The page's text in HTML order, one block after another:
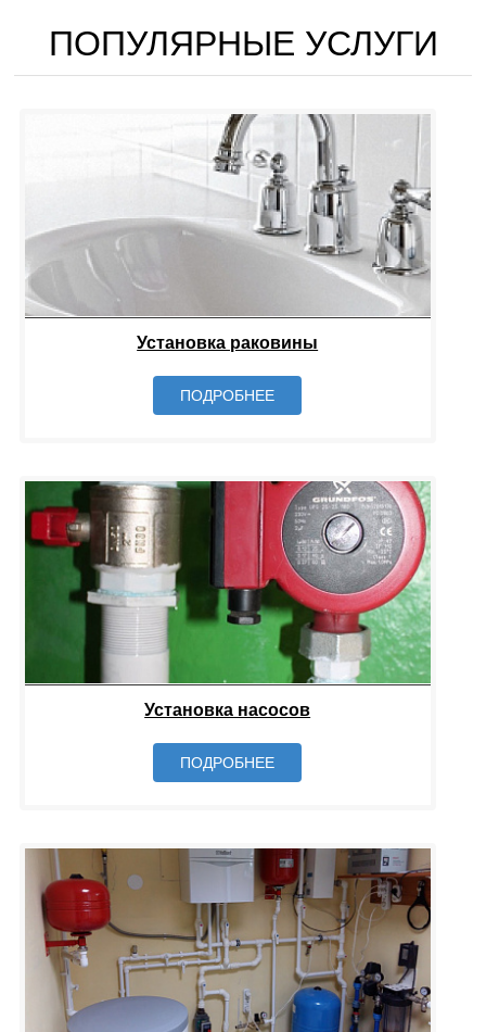
ПОПУЛЯРНЫЕ УСЛУГИ
Установка раковины
ПОДРОБНЕЕ
Установка насосов
ПОДРОБНЕЕ